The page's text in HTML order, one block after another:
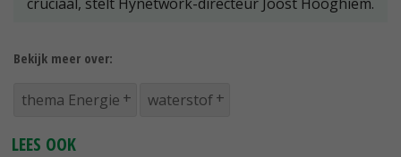
Bekijk meer over:
thema Energie waterstof
LEES OOK